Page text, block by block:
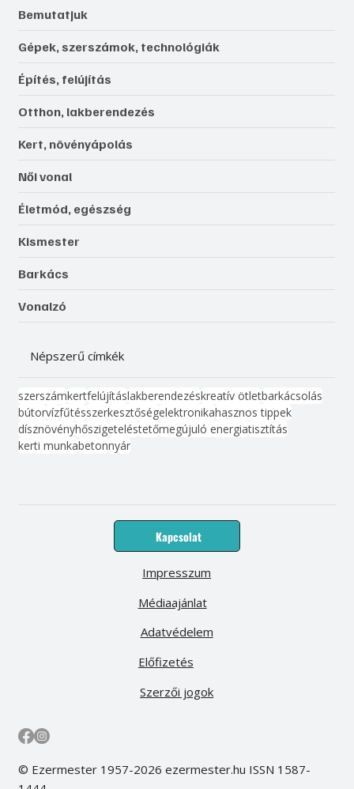
Bemutatjuk
Gépek, szerszámok, technológiák
Építés, felújítás
Otthon, lakberendezés
Kert, növényápolás
Női vonal
Életmód, egészség
Kismester
Barkács
Vonalzó
Népszerű címkék
szerszámkertfelújításlakberendezéskreatív ötletbarkácsolás
bútorvízfűtésszerkesztőségelektronikahasznos tippek
dísznövényhőszigeteléstetőmegújuló energiatisztítás
kerti munkabetonnyár
Kapcsolat
Médiaajánlat
Előfizetés
Impresszum
Adatvédelem
Szerzői jogok
© Ezermester 1957-2026 ezermester.hu ISSN 1587-